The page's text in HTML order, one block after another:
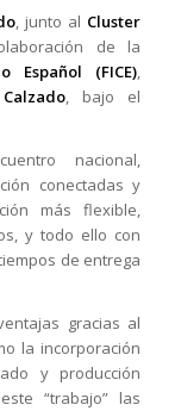
, junto al Cluster
de la
Español (FICE),
, bajo el
nacional,
conectadas y
más flexible,
y todo ello con
de entrega
gracias al
la incorporación
y producción
“trabajo” las